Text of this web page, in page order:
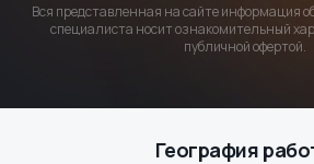
Вся представленная на сайте информация
специалиста носит ознакомительный
публичной офертой.
География